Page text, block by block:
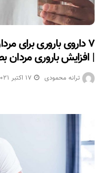
۷ داروی باروری برای
| افزایش باروری
ترانه محمودی 17 اکتبر 2021